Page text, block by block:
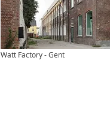
Watt Factory - Gent